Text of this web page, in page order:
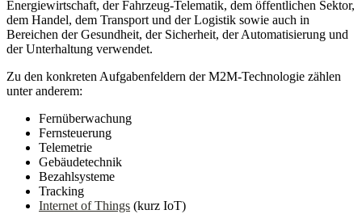
Energiewirtschaft, der Fahrzeug-Telematik, dem öffentlichen Sektor,
dem Handel, dem Transport und der Logistik sowie auch in
Bereichen der Gesundheit, der Sicherheit, der Automatisierung und
der Unterhaltung verwendet.
Zu den konkreten Aufgabenfeldern der M2M-Technologie zählen
unter anderem:
Fernüberwachung
Fernsteuerung
Telemetrie
Gebäudetechnik
Bezahlsysteme
Tracking
Internet of Things (kurz IoT)